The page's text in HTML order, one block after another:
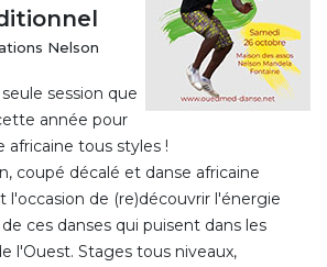
Nelson
session que
année pour
africaine tous styles !
coupé décalé et danse africaine
l'occasion de (re)découvrir l'énergie
ces danses qui puisent dans les
l'Ouest. Stages tous niveaux,